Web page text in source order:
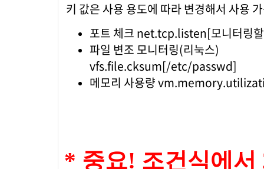
키 값은 사용 용도에 따라 변경해서 사용
포트 체크 net.tcp.listen[모니터링
파일 변조 모니터링(리눅스)
vfs.file.cksum[/etc/passwd]
메모리 사용량
* 중요! 조건식에서